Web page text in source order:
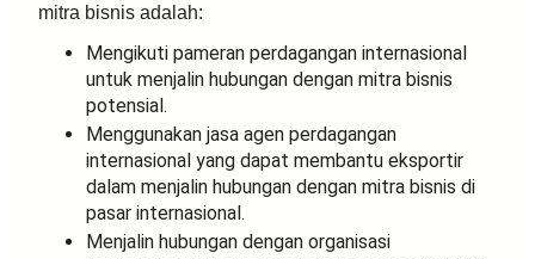
mitra bisnis adalah:
Mengikuti pameran perdagangan internasional
untuk menjalin hubungan dengan mitra bisnis
potensial.
Menggunakan jasa agen perdagangan
internasional yang dapat membantu eksportir
dalam menjalin hubungan dengan mitra bisnis di
pasar internasional.
Menjalin hubungan dengan organisasi